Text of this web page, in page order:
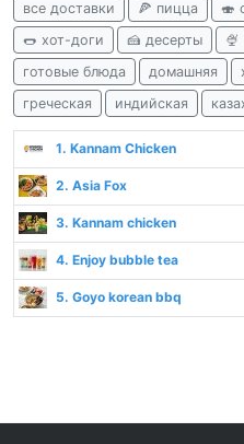
все доставки 🍕 пицца 🍣
🌭 хот-доги
🍰 десерты
готовые блюда
домашняя
греческая
индийская
1. Kannam Chicken
2. Asia Fox
3. Kannam chicken
4. Enjoy bubble tea
5. Goyo korean bbq